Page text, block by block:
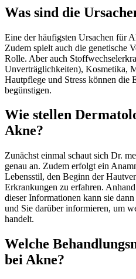
Was sind die
Eine der häufigsten Ursachen für
Zudem spielt auch die genetische
Rolle. Aber auch
Unverträglichkeiten), Kosmetika,
Hautpflege und Stress können die
begünstigen.
Wie stellen
Akne?
Zunächst einmal schaut sich Dr.
genau an. Zudem erfolgt ein
Lebensstil, den Beginn der
Erkrankungen zu erfahren.
dieser Informationen kann sie
und Sie darüber informieren, um
handelt.
Welche
bei Akne?